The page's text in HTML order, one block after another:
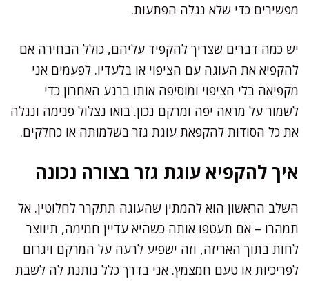
מפשירים כדי שלא נגלה הפתעות.
יש כמה דברים שצריך להקפיד עליהם, כולל הבחירה אם
להקפיא את העוגה עם הציפוי או בלעדיו. לפעמים אני
מקפיאה בלי הציפוי ומוסיפה אותו ברגע האחרון כדי
לשמור על מראה יפה ומרקם נכון. בואו נצלול פנימה ונגלה
את כל הסודות להקפאת עוגת גזר בשלמותה או כחלקים.
איך להקפיא עוגת גזר בצורה נכונה
השלב הראשון הוא להמתין שהעוגה תתקרר לחלוטין. אל
תמהרו – אם תעטפו אותה כשהיא עדיין חמימה, תיווצר
לחות בתוך האריזה, וזה ישפיע לרעה על המרקם ויגרום
לפריכיות או טעם חמצמץ. אני בדרך כלל נותנת לה לשבת